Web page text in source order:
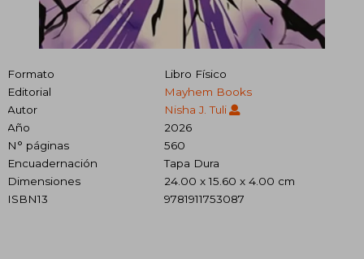
Formato
Libro Físico
Editorial
Mayhem Books
Autor
Nisha J. Tuli
Año
2026
N° páginas
560
Encuadernación
Tapa Dura
Dimensiones
24.00 x 15.60 x 4.00 cm
ISBN13
9781911753087